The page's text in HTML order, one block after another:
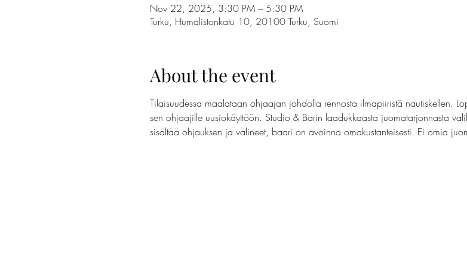
Nov 22, 2025, 3:30 PM – 5:30 PM
Turku, Humalistonkatu 10, 20100 Turku, Suomi
About the event
Tilaisuudessa maalataan ohjaajan johdolla rennosta ilmapiiristä nautiskellen.
sen ohjaajille uusiokäyttöön. Studio & Barin laadukkaasta juomatarjonnasta
sisältää ohjauksen ja välineet, baari on avoinna omakustanteisesti. Ei omia